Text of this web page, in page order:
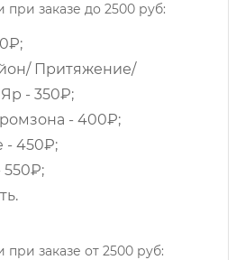
при заказе до 2500 руб:
Притяжение/
- 350₽;
- 400₽;
- 450₽;
при заказе от 2500 руб: